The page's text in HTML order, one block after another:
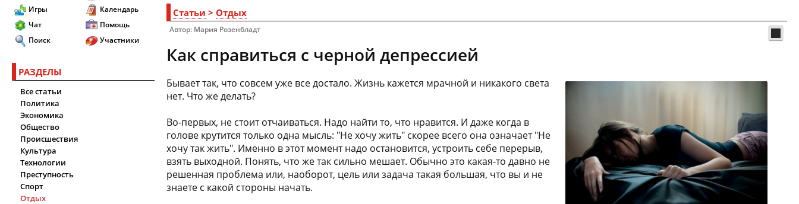
Игры
Чат
Поиск
Календарь
Помощь
Участники
РАЗДЕЛЫ
Все статьи
Политика
Экономика
Общество
Происшествия
Культура
Технологии
Преступность
Спорт
Отдых
Статьи > Отдых
Автор: Мария Розенбладт
Как справиться с черной депрессией
Бывает так, что совсем уже все достало. Жизнь кажется мрачной и никакого света
нет. Что же делать?
Во-первых, не стоит отчаиваться. Надо найти то, что нравится. И даже когда в
голове крутится только одна мысль: "Не хочу жить" скорее всего она означает "Не
хочу так жить". Именно в этот момент надо остановится, устроить себе перерыв,
взять выходной. Понять, что же так сильно мешает. Обычно это какая-то давно не
решенная проблема или, наоборот, цель или задача такая большая, что вы и не
знаете с какой стороны начать.